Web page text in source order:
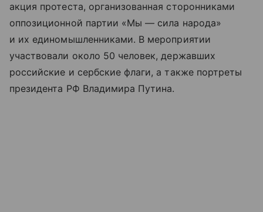
акция протеста, организованная сторонниками
оппозиционной партии «Мы — сила народа»
и их единомышленниками. В мероприятии
участвовали около 50 человек, державших
российские и сербские флаги, а также портреты
президента РФ Владимира Путина.